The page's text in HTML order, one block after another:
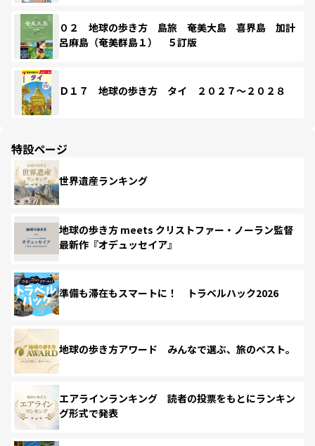
０２ 地球の歩き方 島旅 奄美大島 喜界島 加計
呂麻島（奄美群島１） ５訂版
Ｄ１７ 地球の歩き方 タイ ２０２７～２０２８
特設ページ
世界遺産ランキング
地球の歩き方 meets クリストファー・ノーラン監督
最新作『オデュッセイア』
準備も滞在もスマートに！ トラベルハック2026
地球の歩き方アワード みんなで選ぶ、旅のベスト。
エアラインランキング 読者の投票をもとにランキン
グ形式で発表